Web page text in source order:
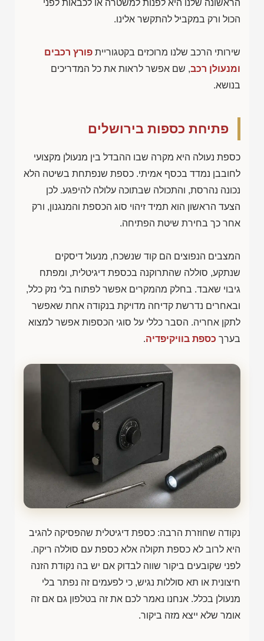
הראשונה שלנו היא לפנות למשטרה או לכבאות לפני
הכול ורק במקביל להתקשר אלינו.
שירותי הרכב שלנו מרוכזים בקטגוריית פורץ רכבים
ומנעולן רכב, שם אפשר לראות את כל המדריכים
בנושא.
פתיחת כספות בירושלים
כספת נעולה היא מקרה שבו ההבדל בין מנעולן מקצועי
לחובבן נמדד בכסף אמיתי. כספת שנפתחת בשיטה הלא
נכונה נהרסת, והתכולה שבתוכה עלולה להיפגע. לכן
הצעד הראשון הוא תמיד זיהוי סוג הכספת והמנגנון, ורק
אחר כך בחירת שיטת הפתיחה.
המצבים הנפוצים הם קוד שנשכח, מנעול דיסקים
שנתקע, סוללה שהתרוקנה בכספת דיגיטלית, ומפתח
גיבוי שאבד. בחלק מהמקרים אפשר לפתוח בלי נזק כלל,
ובאחרים נדרשת קדיחה מדויקת בנקודה אחת שאפשר
לתקן אחריה. הסבר כללי על סוגי הכספות אפשר למצוא
בערך כספת בוויקיפדיה.
נקודה שחוזרת הרבה: כספת דיגיטלית שהפסיקה להגיב
היא לרוב לא כספת תקולה אלא כספת עם סוללה ריקה.
לפני שקובעים ביקור שווה לבדוק אם יש בה נקודת הזנה
חיצונית או תא סוללות נגיש, כי לפעמים זה נפתר בלי
מנעולן בכלל. אנחנו נאמר לכם את זה בטלפון גם אם זה
אומר שלא ייצא מזה ביקור.